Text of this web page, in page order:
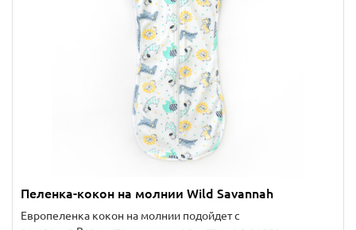
Пеленка-кокон на молнии Wild Savannah
Европеленка кокон на молнии подойдет с